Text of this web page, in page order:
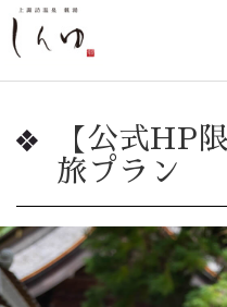
【公式HP
旅プラン